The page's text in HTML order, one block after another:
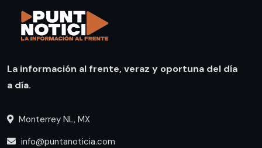
La información al frente, veraz y oportuna del día
a día.
Monterrey NL, MX
info@puntanoticia.com